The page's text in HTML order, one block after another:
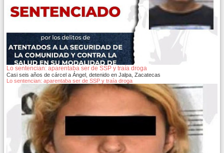
Lo sentencian: aparentaba ser de SSP y traía droga
Casi seis años de cárcel a Ángel, detenido en Jalpa, Zacatecas
Lo sentencian: aparentaba ser de SSP y traía droga